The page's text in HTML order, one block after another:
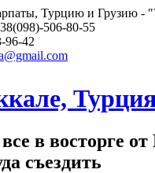
Турцию и Грузию -
506-80-55
96-42
в восторге
съездить